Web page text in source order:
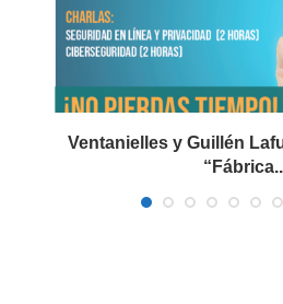
Ventanielles y Guillén